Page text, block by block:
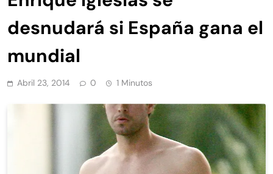
desnudará si España gana el
mundial
Abril 23, 2014 0 1 Minutos